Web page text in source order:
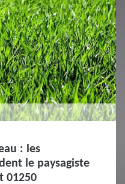
: les
le paysagiste
01250